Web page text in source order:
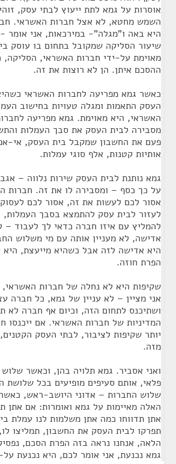
אוסרות על גמא לתת ייעוץ לבתי עסק,
השמש מחטא, לא אצל חברות האשראי.
היא באה ו"מגלה"- במירכאות, אני אומר
שיעור הסליקה שמקובל בתחום בו עוסק
מאוימת על-ידי חברות האשראי, הסליקה,
ההסכם איתן. הן לא רוצות את זה.
כאשר גמא מפריעה לחברות האשראי
העסק התאמות ומגלה טעויות בחישוב
האשראי, היא מאוימת. גמא מפריעה
מסבירה לבית העסק את סבך העמלות
פעם את החשבון שמקבל בית העסק, אי-
אותיות קטנות, אלף סוגי עמלות.
גמא נותנת לבית העסק שירות נלווה –
על כך כסף – ומסבירה לו את זה. חברות
אסור לכם לעשות את זה, אסור לכם
לעזור לבית עסק להתמצא בסבך העמלות,
להמליץ עם איזו חברה כדאי לך לעבוד –
אדישה, לא מעניין אותה עם מי משלוש
היא אדישה לזה אבל כשהיא מייעצת,
הפרת חוזה.
שקיפות היא לא נחלה של חברות
אני מציין – לא עניין של גמא, כל חברה
ושתיכנס לתחום הזה, וכיום אף חברה לא
המדיניות של חברות האשראי. אם ייכנסו
יותר שקיפות לציבור, לבתי העסק
מזה.
ואני אסביר. גמא תלויה בהן, וכאשר
פלאי, אותם סעיפים מופיעים בכל שלושת
שלוש החברות – אדוני היושב-ראש,
האלה מאיימות על גמא ואומרות: אם אתן
אתן תדווחו כמה אתן משלמות לנו עמלת
תפרקו לבית העסק את החשבון, תמליצו
הלאה, אנחנו נראה בזה הפרת הסכם,
גמא נכנעת, אני אומר לכם, היא נכנעת